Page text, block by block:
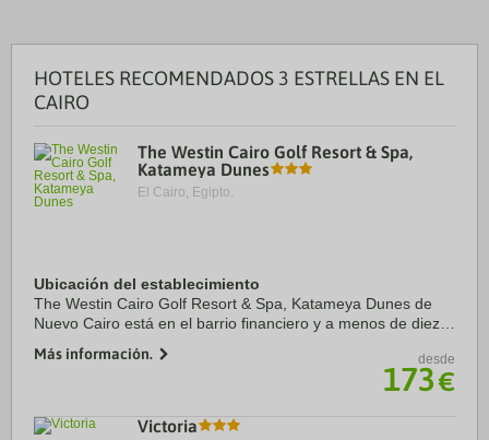
HOTELES RECOMENDADOS 3 ESTRELLAS EN EL
CAIRO
The Westin Cairo Golf Resort & Spa,
Katameya Dunes
El Cairo, Egipto.
Ubicación del establecimiento
The Westin Cairo Golf Resort & Spa, Katameya Dunes de
Nuevo Cairo está en el barrio financiero y a menos de diez
Centro comercial Maxim Mall. Además, ...
Más información. desde
173€
Victoria